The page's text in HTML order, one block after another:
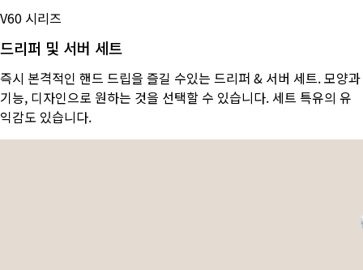
V60 시리즈
드리퍼 및 서버 세트
즉시 본격적인 핸드 드립을 즐길 수있는 드리퍼 & 서버 세트. 모양과
기능, 디자인으로 원하는 것을 선택할 수 있습니다. 세트 특유의 유
익감도 있습니다.